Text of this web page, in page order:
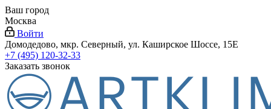
Ваш город
Москва
Войти
Домодедово, мкр. Северный, ул. Каширское Шоссе, 15Е
+7 (495) 120-32-33
Заказать звонок